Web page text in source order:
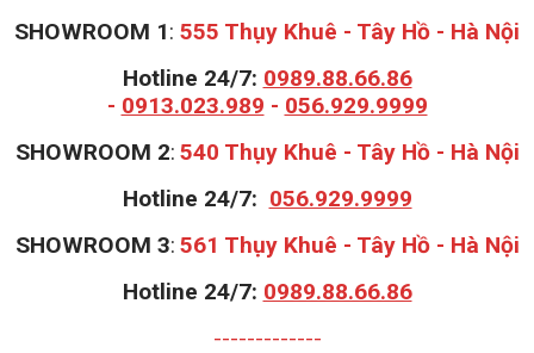
SHOWROOM 1: 555 Thụy Khuê - Tây Hồ - Hà Nội
Hotline 24/7: 0989.88.66.86
- 0913.023.989 - 056.929.9999
SHOWROOM 2: 540 Thụy Khuê - Tây Hồ - Hà Nội
Hotline 24/7: 056.929.9999
SHOWROOM 3: 561 Thụy Khuê - Tây Hồ - Hà Nội
Hotline 24/7: 0989.88.66.86
-------------